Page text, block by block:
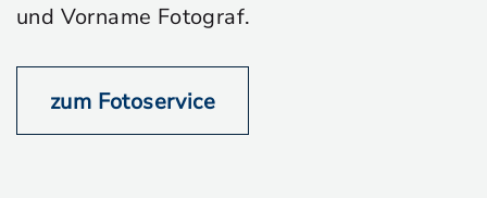
und Vorname Fotograf.
zum Fotoservice